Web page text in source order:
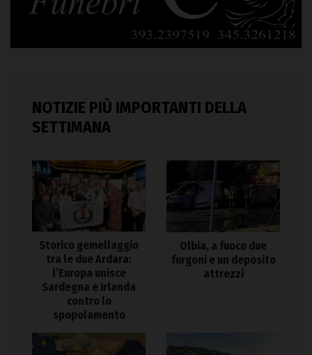
NOTIZIE PIÙ IMPORTANTI DELLA
SETTIMANA
Storico gemellaggio
tra le due Ardara:
l’Europa unisce
Sardegna e Irlanda
contro lo
spopolamento
Olbia, a fuoco due
furgoni e un deposito
attrezzi